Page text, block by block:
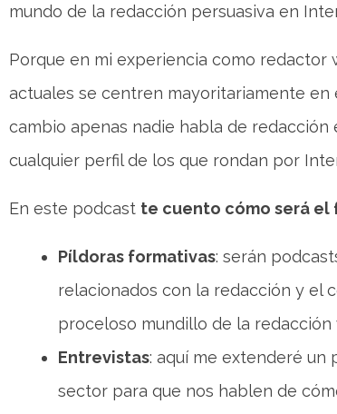
mundo de la redacción persuasiva en
Porque en mi experiencia como
actuales se centren mayoritariamente
cambio apenas nadie habla de
cualquier perfil de los que rondan por
En este podcast te cuento cómo será
Píldoras formativas: serán
relacionados con la redacción y el
proceloso mundillo de la redacción
Entrevistas: aquí me extenderé un
sector para que nos hablen de